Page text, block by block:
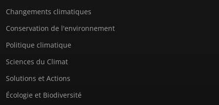
Changements climatiques
Conservation de l'environnement
Politique climatique
Sciences du Climat
Solutions et Actions
Écologie et Biodiversité